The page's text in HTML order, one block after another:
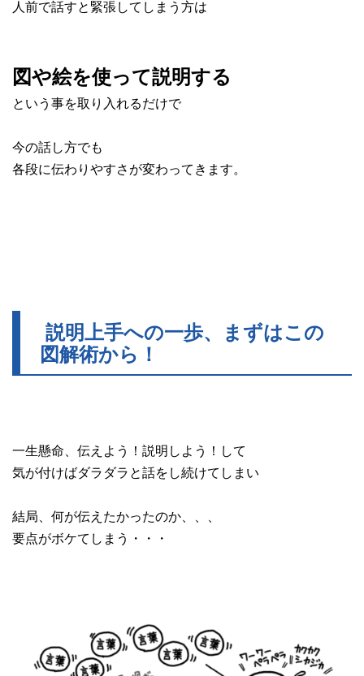
人前で話すと緊張してしまう方は
図や絵を使って説明する
という事を取り入れるだけで
今の話し方でも
各段に伝わりやすさが変わってきます。
説明上手への一歩、まずはこの
図解術から！
一生懸命、伝えよう！説明しよう！して
気が付けばダラダラと話をし続けてしまい
結局、何が伝えたかったのか、、、
要点がボケてしまう・・・